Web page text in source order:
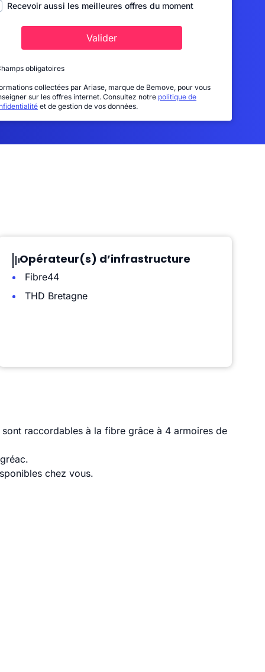
Recevoir aussi les meilleures offres du moment
Valider
obligatoires
collectées par Ariase, marque de Bemove, pour vous
sur les offres internet. Consultez notre politique de
et de gestion de vos données.
Opérateur(s) d’infrastructure
Fibre44
THD Bretagne
raccordables à la fibre grâce à 4 armoires de
chez vous.